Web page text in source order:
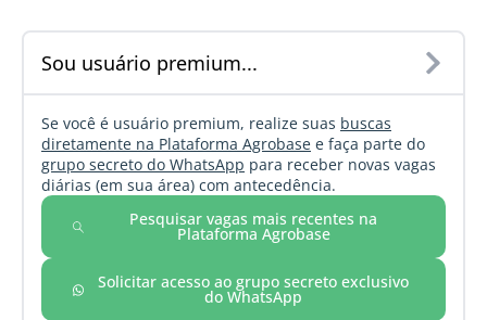
Sou usuário premium...
Se você é usuário premium, realize suas buscas
diretamente na Plataforma Agrobase e faça parte do
grupo secreto do WhatsApp para receber novas vagas
diárias (em sua área) com antecedência.
Pesquisar vagas mais recentes na
Plataforma Agrobase
Solicitar acesso ao grupo secreto exclusivo
do WhatsApp